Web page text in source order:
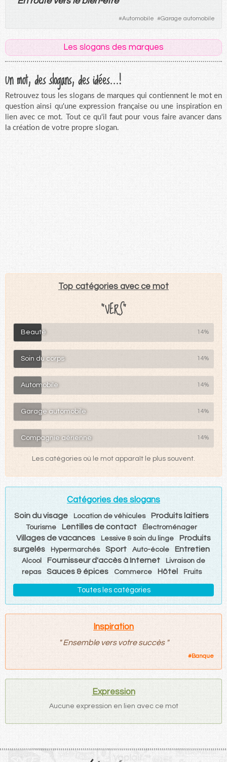
#Automobile #Garage automobile
Les slogans des marques
Un mot, des slogans, des idées...!
Retrouvez tous les slogans de marques qui contiennent le mot en
question ainsi qu'une expression française ou une inspiration en
lien avec ce mot. Tout ce qu'il faut pour vous faire avancer dans
la création de votre propre slogan.
Top catégories avec ce mot
"VERS"
Beauté 14%
Soin du corps 14%
Automobile 14%
Garage automobile 14%
Compagnie aérienne 14%
Les catégories où le mot apparaît le plus souvent.
Catégories des slogans
Soin du visage Location de véhicules Produits laitiers
Tourisme Lentilles de contact Électroménager
Villages de vacances Lessive & soin du linge
Produits
surgelés
Hypermarchés Sport Auto-école Entretien
Alcool Fournisseur d'accès à Internet
Livraison de
repas
Sauces & épices Commerce Hôtel Fruits
Toutes les catégories
Inspiration
" Ensemble vers votre succès "
#Banque
Expression
Aucune expression en lien avec ce mot